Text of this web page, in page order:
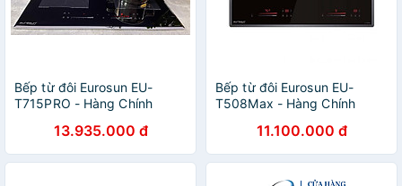
Bếp từ đôi Eurosun EU-
T715PRO - Hàng Chính
13.935.000 đ
Bếp từ đôi Eurosun EU-
T508Max - Hàng Chính
11.100.000 đ